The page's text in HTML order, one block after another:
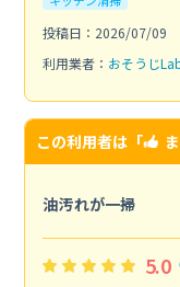
投稿日：2026/07/09
利用業者： おそうじ
この利用者は「
油汚れが一掃
5.0